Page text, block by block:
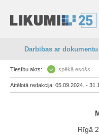
Darbības ar dokumentu
Tiesību akts: spēkā esošs
Attēlotā redakcija: 05.09.2024. -
Rīgā